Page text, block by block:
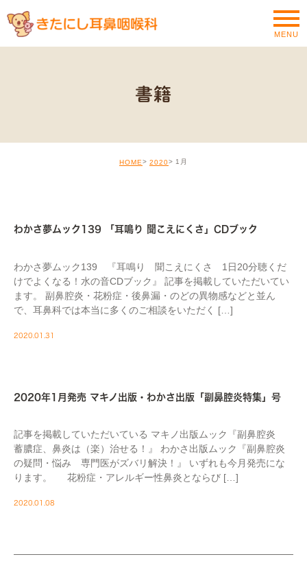
MENU
書籍
HOME 2020 1月
わかさ夢ムック139 「耳鳴り 聞こえにくさ」CDブック
わかさ夢ムック139 『耳鳴り 聞こえにくさ 1日20分聴くだ
けでよくなる！水の音CDブック』 記事を掲載していただいてい
ます。 副鼻腔炎・花粉症・後鼻漏・のどの異物感などと並ん
で、耳鼻科では本当に多くのご相談をいただく […]
2020.01.31
2020年1月発売 マキノ出版・わかさ出版「副鼻腔炎特集」号
記事を掲載していただいている マキノ出版ムック『副鼻腔炎
蓄膿症、鼻炎は（楽）治せる！』 わかさ出版ムック『副鼻腔炎
の疑問・悩み 専門医がズバリ解決！』 いずれも今月発売にな
ります。 花粉症・アレルギー性鼻炎とならび […]
2020.01.08